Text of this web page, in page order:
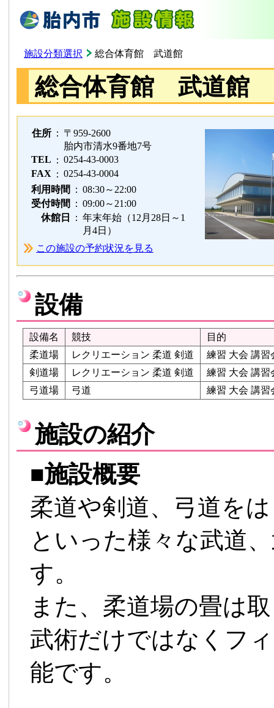
施設分類選択 総合体育館 武道館
総合体育館 武道館
住所 ： 〒959-2600
胎内市清水9番地7号
TEL ： 0254-43-0003
FAX ： 0254-43-0004
利用時間
： 08:30～22:00
受付時間
： 09:00～21:00
休館日
： 年末年始（12月28日～1
月4日）
この施設の予約状況を見る
設備
設備名 競技
目的
柔道場
レクリエーション 柔道 剣道
練習 大会 講習
剣道場
レクリエーション 柔道 剣道
練習 大会 講習
弓道場
弓道 練習 大会 講習
施設の紹介
■施設概要
柔道や剣道、弓道を
といった様々な武道
す。
また、柔道場の畳は
武術だけではなくフ
能です。